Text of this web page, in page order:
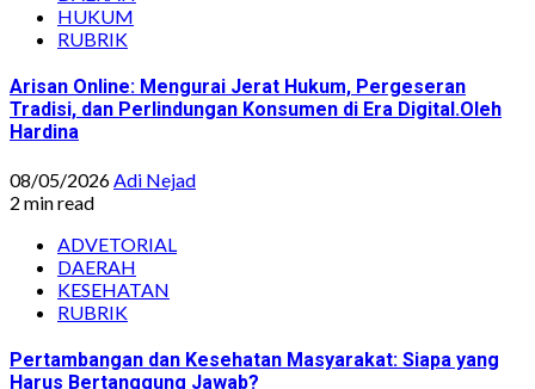
HUKUM
RUBRIK
Arisan Online: Mengurai Jerat Hukum, Pergeseran
Tradisi, dan Perlindungan Konsumen di Era Digital.Oleh
Hardina
08/05/2026Adi Nejad
2 min read
ADVETORIAL
DAERAH
KESEHATAN
RUBRIK
Pertambangan dan Kesehatan Masyarakat: Siapa yang
Harus Bertanggung Jawab?